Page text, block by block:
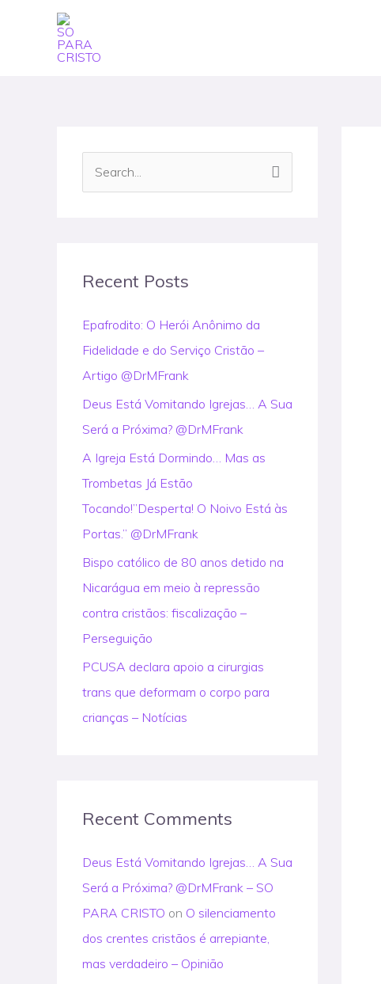
c
f
o
r
Recent Posts
Epafrodito: O Herói Anônimo da
Fidelidade e do Serviço Cristão –
Artigo @DrMFrank
Deus Está Vomitando Igrejas… A Sua
Será a Próxima? @DrMFrank
A Igreja Está Dormindo… Mas as
Trombetas Já Estão
Tocando!”Desperta! O Noivo Está às
Portas.” @DrMFrank
Bispo católico de 80 anos detido na
Nicarágua em meio à repressão
contra cristãos: fiscalização –
Perseguição
PCUSA declara apoio a cirurgias
trans que deformam o corpo para
crianças – Notícias
Recent Comments
Deus Está Vomitando Igrejas… A Sua
Será a Próxima? @DrMFrank – SO
PARA CRISTO on O silenciamento
dos crentes cristãos é arrepiante,
mas verdadeiro – Opinião